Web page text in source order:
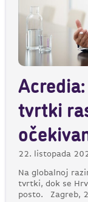
tvrtki
22. listopada
Na globalnoj
tvrtki, dok se
posto. Zagreb,